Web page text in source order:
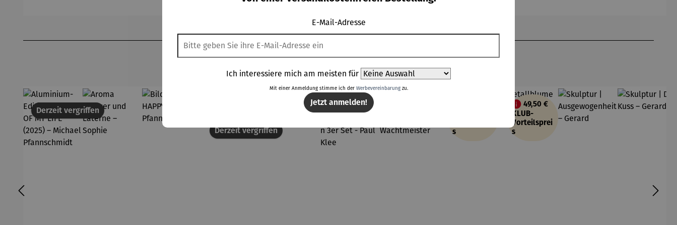
Topseller aus der Kategorie Dekoration
Derzeit vergriffen
Derzeit vergriffen
Derzeit vergriffen
s
49,50 €
KLUB-
Vorteilsprei
s
E-Mail-Adresse
Ich interessiere mich am meisten für
Mit einer Anmeldung stimme ich der Werbevereinbarungzu.
Jetzt anmelden!